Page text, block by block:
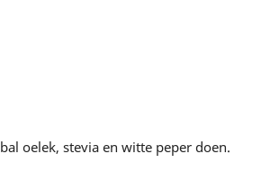
oelek, stevia en witte peper doen.